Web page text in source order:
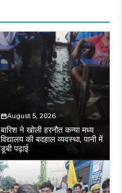
August 5, 2026
बारिश ने खोली हरनौत कन्या मध्य
विद्यालय की बदहाल व्यवस्था, पानी में
डूबी पढ़ाई